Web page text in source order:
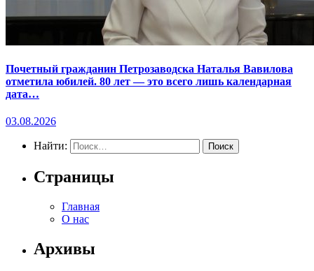
Почетный гражданин Петрозаводска Наталья Вавилова
отметила юбилей. 80 лет — это всего лишь календарная
дата…
03.08.2026
Найти:
Страницы
Главная
О нас
Архивы